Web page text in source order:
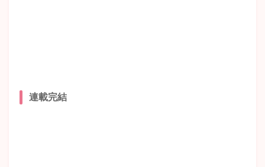
連載完結